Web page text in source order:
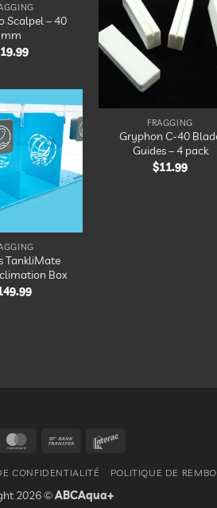
Scalpel – 40
mm
19.99
à
FRAGGING
Gryphon C-40
Guides – 4 pack
$11.99
Ajouter
à la
liste
d’envies
TankliMate
Box
MasterCardBank
CONFIDENTIALITÉ POLITIQUE DE
2026 ©ABCAqua+